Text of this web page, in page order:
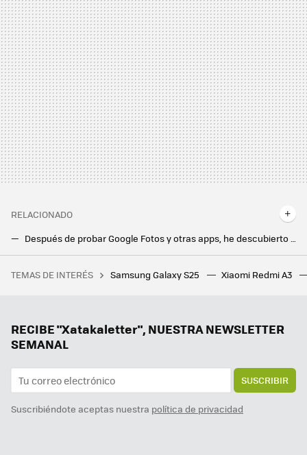
RELACIONADO
Después de probar Google Fotos y otras apps, he descubierto el mejor método para enviar fotos sin perder calidad. Y puede incluso con RAW
Lo nuevo de Xiaomi y HyperOS es un antes y después para las fotos. La app Galería gana una función muy útil con inteligencia artificial
De trader algorítmico a revolucionar la IA. Esta es la historia de Liang Wenfeng, el fundador de DeepSeek
TEMAS DE INTERÉS Samsung Galaxy S25 Xiaomi Redmi A3
RECIBE "Xatakaletter", NUESTRA NEWSLETTER
SEMANAL
SUSCRIBIR
Suscribiéndote aceptas nuestra política de privacidad